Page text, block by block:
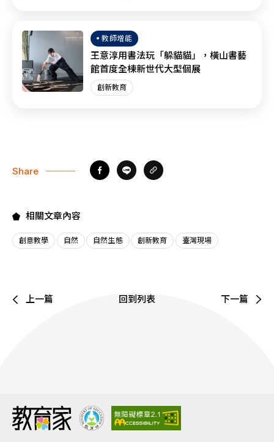
教師增能
王意淳用書法玩「躲貓貓」，橫山書藝
館首度全棟新世代大型個展
創新教育
Share
相關文章內容
創意教學 自然 自然生態 創新教育 臺灣現場
上一篇 回到列表 下一篇